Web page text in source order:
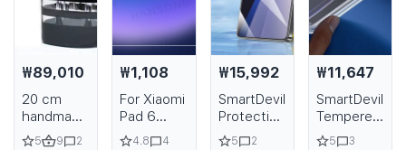
₩89,010
20 cm
handmade
fashion
5 9 2
₩1,108
For Xiaomi
Pad 6
Screen
4.8 4
₩15,992
SmartDevil
Protective
Film for
5 2
₩11,647
SmartDevil
Tempered
Glass Film
5 3